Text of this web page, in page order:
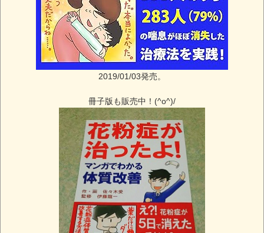
2019/01/03発売。
冊子版も販売中！(^o^)/